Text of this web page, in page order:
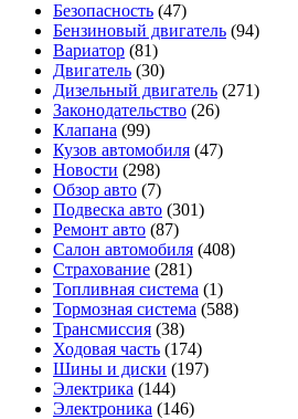
Безопасность (47)
Бензиновый двигатель (94)
Вариатор (81)
Двигатель (30)
Дизельный двигатель (271)
Законодательство (26)
Клапана (99)
Кузов автомобиля (47)
Новости (298)
Обзор авто (7)
Подвеска авто (301)
Ремонт авто (87)
Салон автомобиля (408)
Страхование (281)
Топливная система (1)
Тормозная система (588)
Трансмиссия (38)
Ходовая часть (174)
Шины и диски (197)
Электрика (144)
Электроника (146)